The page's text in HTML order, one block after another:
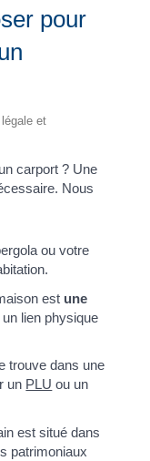
pour
et
carport ? Une
Nous
ou votre
est une
lien physique
trouve dans une
un PLU ou un
est situé dans
patrimoniaux